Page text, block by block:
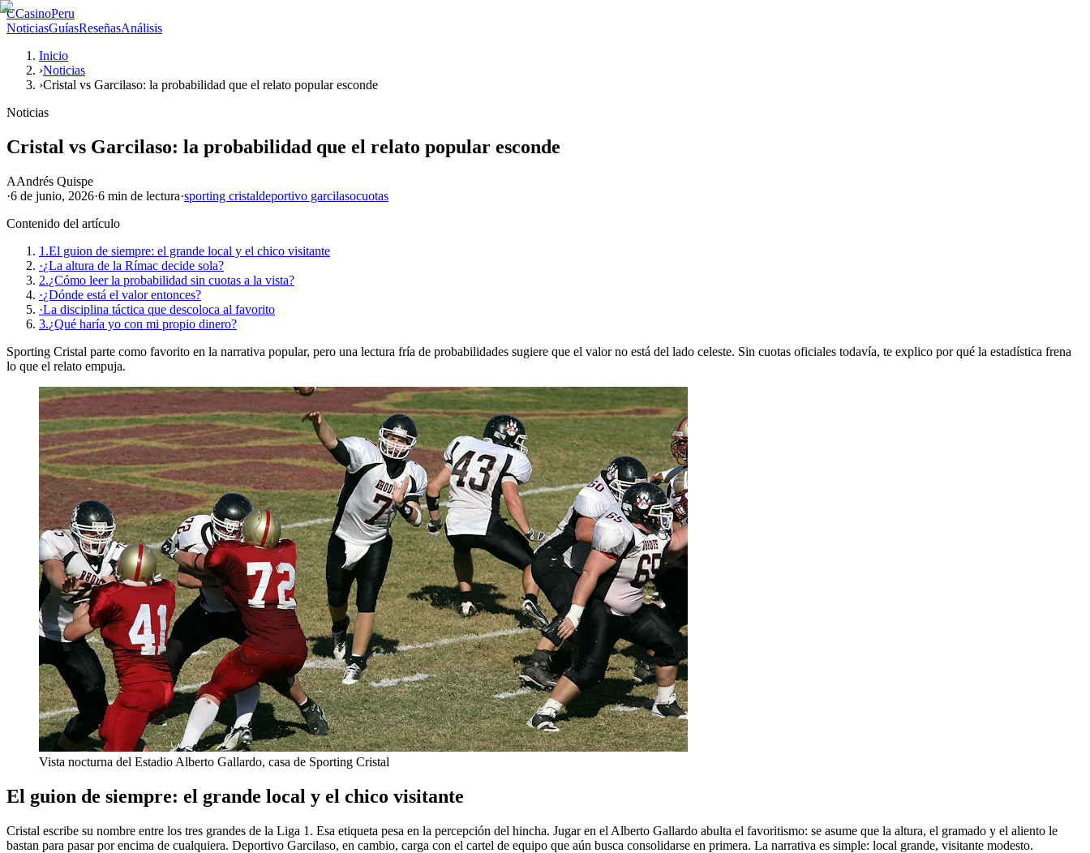
CCasinoPeru
NoticiasGuíasReseñasAnálisis
Inicio
›Noticias
›Cristal vs Garcilaso: la probabilidad que el relato popular esconde
Noticias
Cristal vs Garcilaso: la probabilidad que el relato popular esconde
AAndrés Quispe
·6 de junio, 2026·6 min de lectura·sporting cristaldeportivo garcilasocuotas
Contenido del artículo
1.El guion de siempre: el grande local y el chico visitante
·¿La altura de la Rímac decide sola?
2.¿Cómo leer la probabilidad sin cuotas a la vista?
·¿Dónde está el valor entonces?
·La disciplina táctica que descoloca al favorito
3.¿Qué haría yo con mi propio dinero?
Sporting Cristal parte como favorito en la narrativa popular, pero una lectura fría de probabilidades sugiere que el valor no está del lado celeste. Sin cuotas oficiales todavía, te explico por qué la estadística frena
lo que el relato empuja.
Vista nocturna del Estadio Alberto Gallardo, casa de Sporting Cristal
El guion de siempre: el grande local y el chico visitante
Cristal escribe su nombre entre los tres grandes de la Liga 1. Esa etiqueta pesa en la percepción del hincha. Jugar en el Alberto Gallardo abulta el favoritismo: se asume que la altura, el gramado y el aliento le
bastan para pasar por encima de cualquiera. Deportivo Garcilaso, en cambio, carga con el cartel de equipo que aún busca consolidarse en primera. La narrativa es simple: local grande, visitante modesto.